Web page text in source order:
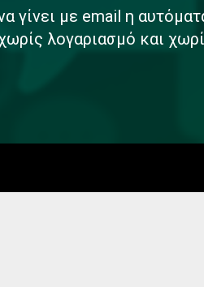
γίνει με email η
λογαριασμό και